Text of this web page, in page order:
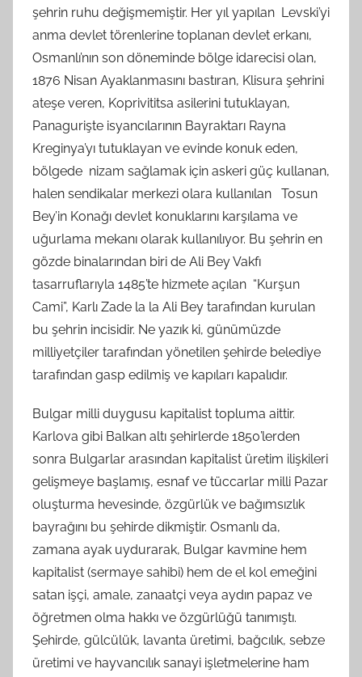
şehrin ruhu değişmemiştir. Her yıl yapılan Levski’yi
anma devlet törenlerine toplanan devlet erkanı,
Osmanlı’nın son döneminde bölge idarecisi olan,
1876 Nisan Ayaklanmasını bastıran, Klisura şehrini
ateşe veren, Koprivititsa asilerini tutuklayan,
Panagurişte isyancılarının Bayraktarı Rayna
Kreginya’yı tutuklayan ve evinde konuk eden,
bölgede nizam sağlamak için askeri güç kullanan,
halen sendikalar merkezi olara kullanılan Tosun
Bey’in Konağı devlet konuklarını karşılama ve
uğurlama mekanı olarak kullanılıyor. Bu şehrin en
gözde binalarından biri de Ali Bey Vakfı
tasarruflarıyla 1485’te hizmete açılan “Kurşun
Cami”, Karlı Zade la la Ali Bey tarafından kurulan
bu şehrin incisidir. Ne yazık ki, günümüzde
milliyetçiler tarafından yönetilen şehirde belediye
tarafından gasp edilmiş ve kapıları kapalıdır.
Bulgar milli duygusu kapitalist topluma aittir.
Karlova gibi Balkan altı şehirlerde 1850’lerden
sonra Bulgarlar arasından kapitalist üretim ilişkileri
gelişmeye başlamış, esnaf ve tüccarlar milli Pazar
oluşturma hevesinde, özgürlük ve bağımsızlık
bayrağını bu şehirde dikmiştir. Osmanlı da,
zamana ayak uydurarak, Bulgar kavmine hem
kapitalist (sermaye sahibi) hem de el kol emeğini
satan işçi, amale, zanaatçi veya aydın papaz ve
öğretmen olma hakkı ve özgürlüğü tanımıştı.
Şehirde, gülcülük, lavanta üretimi, bağcılık, sebze
üretimi ve hayvancılık sanayi işletmelerine ham